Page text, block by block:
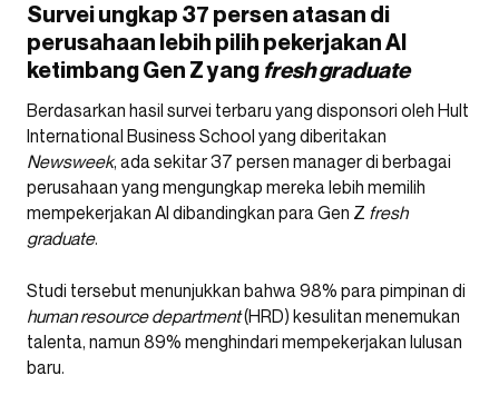
Survei ungkap 37 persen atasan di
perusahaan lebih pilih pekerjakan AI
ketimbang Gen Z yangfresh graduate
Berdasarkan hasil survei terbaru yang disponsori oleh Hult
International Business School yang diberitakan
Newsweek, ada sekitar 37 persen manager di berbagai
perusahaan yang mengungkap mereka lebih memilih
mempekerjakan AI dibandingkan para Gen Z fresh
graduate.
Studi tersebut menunjukkan bahwa 98% para pimpinan di
human resource department(HRD) kesulitan menemukan
talenta, namun 89% menghindari mempekerjakan lulusan
baru.